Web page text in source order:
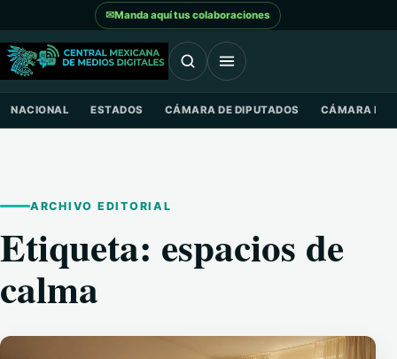
Saltar al contenido
✉Manda aquí tus colaboraciones
NACIONAL ESTADOS CÁMARA DE DIPUTADOS CÁMARA DE
ARCHIVO EDITORIAL
Etiqueta: espacios de
calma